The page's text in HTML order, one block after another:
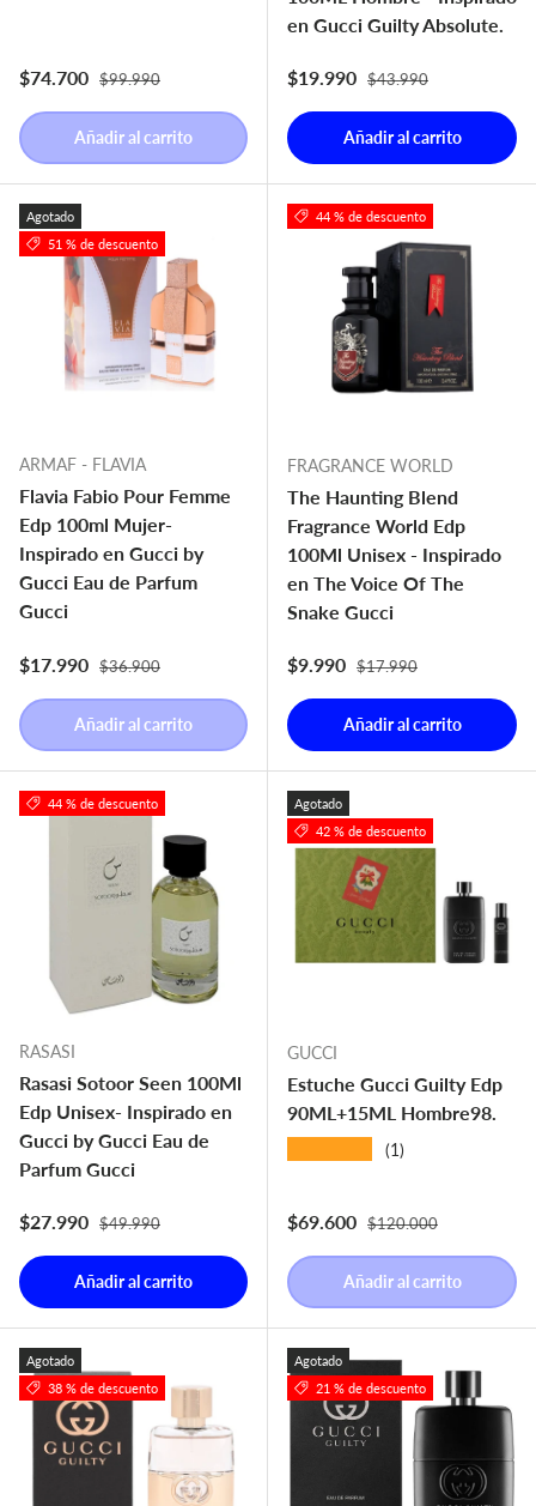
Precio de venta
$74.700 Precio normal
$99.990
Añadir al carrito
en Gucci Guilty Absolute.
Precio de venta
$19.990 Precio normal
$43.990
Añadir al carrito
Agotado
51 % de descuento
ARMAF - FLAVIA
Flavia Fabio Pour Femme
Edp 100ml Mujer-
Inspirado en Gucci by
Gucci Eau de Parfum
Gucci
Precio de venta
$17.990 Precio normal
$36.900
Añadir al carrito
44 % de descuento
FRAGRANCE WORLD
The Haunting Blend
Fragrance World Edp
100Ml Unisex - Inspirado
en The Voice Of The
Snake Gucci
Precio de venta
$9.990 Precio normal
$17.990
Añadir al carrito
44 % de descuento
RASASI
Rasasi Sotoor Seen 100Ml
Edp Unisex- Inspirado en
Gucci by Gucci Eau de
Parfum Gucci
Precio de venta
$27.990 Precio normal
$49.990
Añadir al carrito
Agotado
42 % de descuento
GUCCI
Estuche Gucci Guilty Edp
90ML+15ML Hombre98.
(1)
Precio de venta
$69.600 Precio normal
$120.000
Añadir al carrito
Agotado
38 % de descuento
Agotado
21 % de descuento